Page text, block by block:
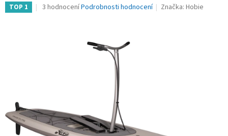
TOP 1
Průměrné
3 hodnoceníPodrobnosti hodnocení Značka:Hobie